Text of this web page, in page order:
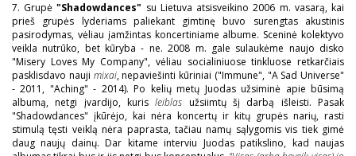
7. Grupė"Shadowdances" su Lietuva atsisveikino 2006 m. vasarą, kai
prieš grupės lyderiams paliekant gimtinę buvo surengtas akustinis
pasirodymas, vėliau įamžintas koncertiniame albume. Sceninė kolektyvo
veikla nutrūko, bet kūryba - ne. 2008 m. gale sulaukėme naujo disko
"Misery Loves My Company", vėliau socialiniuose tinkluose retkarčiais
pasklisdavo nauji mixai, nepaviešinti kūriniai ("Immune", "A Sad Universe"
- 2011, "Aching" - 2014). Po kelių metų Juodas užsiminė apie būsimą
albumą, netgi įvardijo, kurisleiblas užsiimtų šį darbą išleisti. Pasak
"Shadowdances" įkūrėjo, kai nėra koncertų ir kitų grupės narių, rasti
stimulą tęsti veiklą nėra paprasta, tačiau namų sąlygomis vis tiek gimė
daug naujų dainų. Dar kitame interviu Juodas patikslino, kad naujas